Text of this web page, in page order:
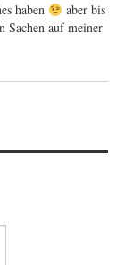
haben
aber bis
Sachen auf meiner